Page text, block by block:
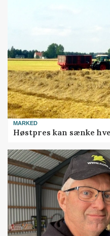
MARKED
Høstpres kan sænke